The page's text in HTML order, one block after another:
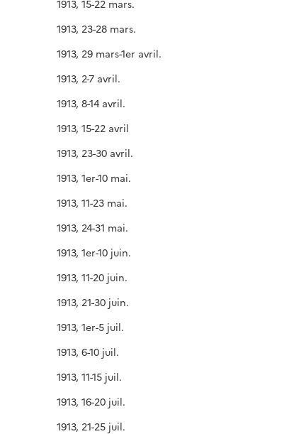
1913, 15-22 mars.
1913, 23-28 mars.
1913, 29 mars-1er avril.
1913, 2-7 avril.
1913, 8-14 avril.
1913, 15-22 avril
1913, 23-30 avril.
1913, 1er-10 mai.
1913, 11-23 mai.
1913, 24-31 mai.
1913, 1er-10 juin.
1913, 11-20 juin.
1913, 21-30 juin.
1913, 1er-5 juil.
1913, 6-10 juil.
1913, 11-15 juil.
1913, 16-20 juil.
1913, 21-25 juil.